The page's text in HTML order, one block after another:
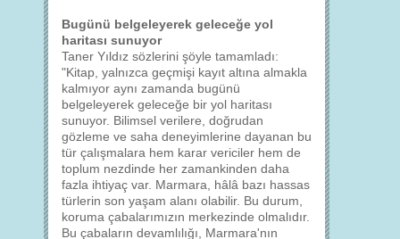
Bugünü belgeleyerek geleceğe yol
haritası sunuyor
Taner Yıldız sözlerini şöyle tamamladı:
"Kitap, yalnızca geçmişi kayıt altına almakla
kalmıyor aynı zamanda bugünü
belgeleyerek geleceğe bir yol haritası
sunuyor. Bilimsel verilere, doğrudan
gözleme ve saha deneyimlerine dayanan bu
tür çalışmalara hem karar vericiler hem de
toplum nezdinde her zamankinden daha
fazla ihtiyaç var. Marmara, hâlâ bazı hassas
türlerin son yaşam alanı olabilir. Bu durum,
koruma çabalarımızın merkezinde olmalıdır.
Bu çabaların devamlılığı, Marmara'nın